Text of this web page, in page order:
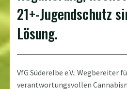
21+-Jugendschutz
Lösung.
VfG Süderelbe e.V.: Wegbereiter
verantwortungsvollen